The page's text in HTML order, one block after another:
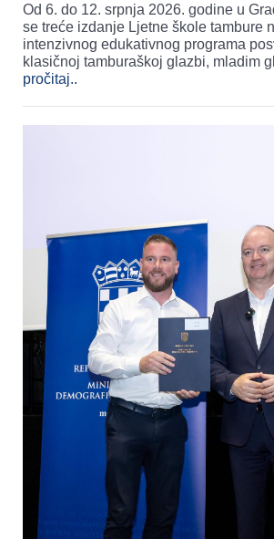
Od 6. do 12. srpnja 2026. godine u
se treće izdanje Ljetne škole tambure
intenzivnog edukativnog programa
klasičnoj tamburaškoj glazbi, mladim
pročitaj..